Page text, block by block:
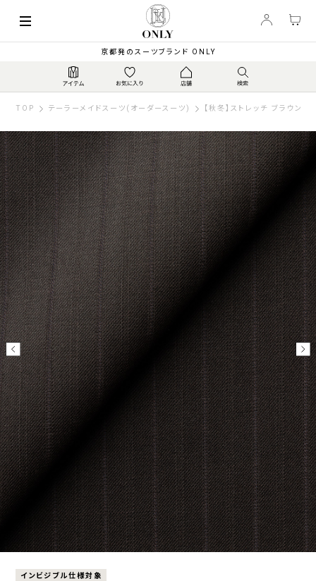
京都発のスーツブランド ONLY
TOP テーラーメイドスーツ(オーダースーツ) 【秋冬】ストレッチ ブラウンス
インビジブル仕様対象